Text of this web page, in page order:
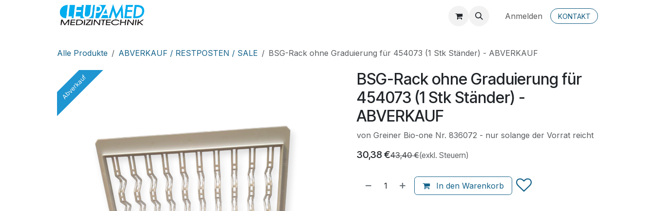
Zum Inhalt springen
Anmelden KONTAKT
Alle Produkte ABVERKAUF / RESTPOSTEN / SALE BSG-Rack ohne Graduierung für 454073 (1 Stk Ständer) - ABVERKAUF
Abverkauf
BSG-Rack ohne Graduierung für
454073 (1 Stk Ständer) -
ABVERKAUF
von Greiner Bio-one Nr. 836072 - nur solange der Vorrat reicht
30,38€43,40€(exkl. Steuern)
In den Warenkorb